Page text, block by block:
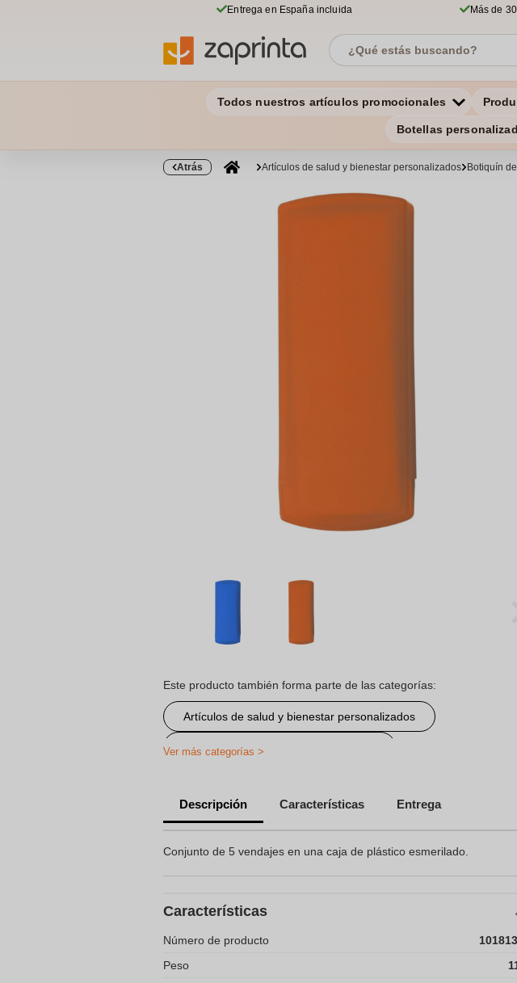
Entrega en España incluida Más de
Todos nuestros artículos promocionales
Botellas
Atrás Artículos de salud y bienestar personalizados Botiquín
Este producto también forma parte de las categorías:
Artículos de salud y bienestar personalizados
Productos de cuidado personalizados
Regalos Promocionales Personalizados para el Sector Sanitario
Ver más categorías >
Descripción Características Entrega
Conjunto de 5 vendajes en una caja de plástico esmerilado.
Características
Número de producto
Peso